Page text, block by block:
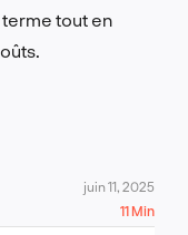
tout en
juin 11, 2025
11 Min